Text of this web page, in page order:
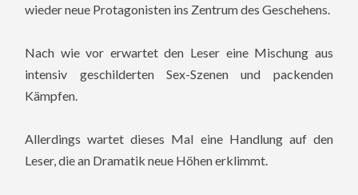
wieder neue Protagonisten ins Zentrum des Geschehens.
Nach wie vor erwartet den Leser eine Mischung aus
intensiv geschilderten Sex-Szenen und packenden
Kämpfen.
Allerdings wartet dieses Mal eine Handlung auf den
Leser, die an Dramatik neue Höhen erklimmt.